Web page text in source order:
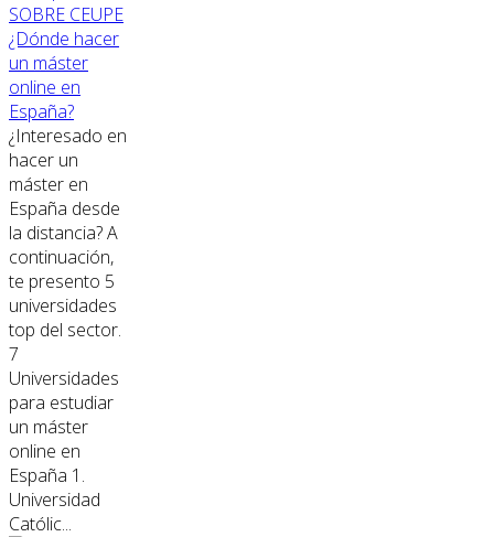
SOBRE CEUPE
¿Dónde hacer
un máster
online en
España?
¿Interesado en
hacer un
máster en
España desde
la distancia? A
continuación,
te presento 5
universidades
top del sector.
7
Universidades
para estudiar
un máster
online en
España 1.
Universidad
Católic...